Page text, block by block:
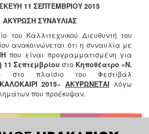
11 ΣΕΠΤΕΜΒΡΙΟΥ 2015
ΑΚΥΡΩΣΗ ΣΥΝΑΥΛΙΑΣ
του Καλλιτεχνικού Διευθυντή του
ανακοινώνεται ότι η συναυλία με
που είναι προγραμματισμένη για
Σεπτεμβρίου στο Κηποθέατρο «Ν.
στο πλαίσιο του Φεστιβάλ
2015» ΑΚΥΡΩΝΕΤΑΙ λόγω
που προέκυψαν.